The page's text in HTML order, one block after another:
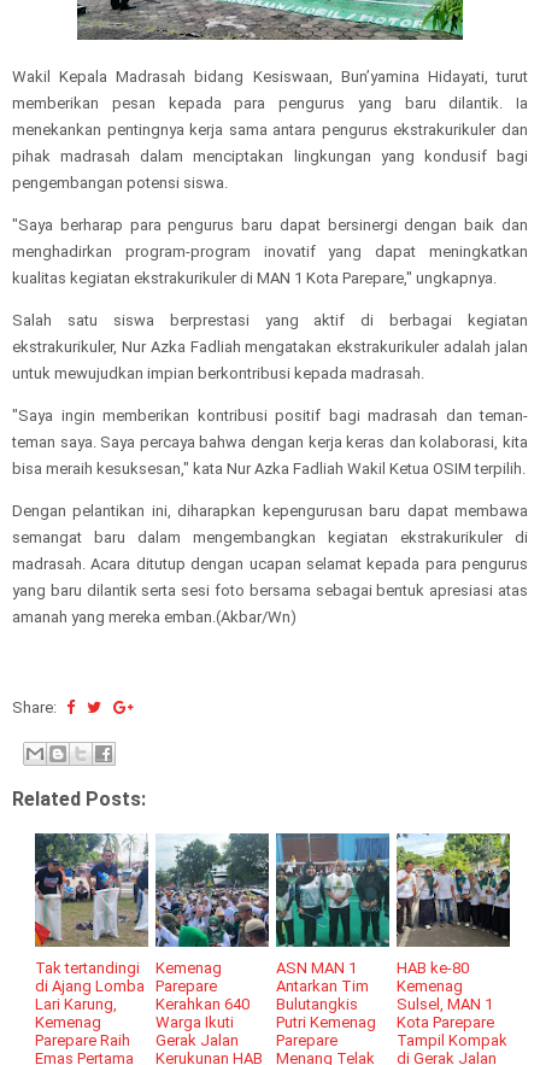
Wakil Kepala Madrasah bidang Kesiswaan, Bun’yamina Hidayati, turut
memberikan pesan kepada para pengurus yang baru dilantik. Ia
menekankan pentingnya kerja sama antara pengurus ekstrakurikuler dan
pihak madrasah dalam menciptakan lingkungan yang kondusif bagi
pengembangan potensi siswa.
"Saya berharap para pengurus baru dapat bersinergi dengan baik dan
menghadirkan program-program inovatif yang dapat meningkatkan
kualitas kegiatan ekstrakurikuler di MAN 1 Kota Parepare," ungkapnya.
Salah satu siswa berprestasi yang aktif di berbagai kegiatan
ekstrakurikuler, Nur Azka Fadliah mengatakan ekstrakurikuler adalah jalan
untuk mewujudkan impian berkontribusi kepada madrasah.
"Saya ingin memberikan kontribusi positif bagi madrasah dan teman-
teman saya. Saya percaya bahwa dengan kerja keras dan kolaborasi, kita
bisa meraih kesuksesan," kata Nur Azka Fadliah Wakil Ketua OSIM terpilih.
Dengan pelantikan ini, diharapkan kepengurusan baru dapat membawa
semangat baru dalam mengembangkan kegiatan ekstrakurikuler di
madrasah. Acara ditutup dengan ucapan selamat kepada para pengurus
yang baru dilantik serta sesi foto bersama sebagai bentuk apresiasi atas
amanah yang mereka emban.(Akbar/Wn)
Share:
Related Posts:
Tak tertandingi
di Ajang Lomba
Lari Karung,
Kemenag
Parepare Raih
Emas Pertama
Kemenag
Parepare
Kerahkan 640
Warga Ikuti
Gerak Jalan
Kerukunan HAB
ASN MAN 1
Antarkan Tim
Bulutangkis
Putri Kemenag
Parepare
Menang Telak
HAB ke-80
Kemenag
Sulsel, MAN 1
Kota Parepare
Tampil Kompak
di Gerak Jalan